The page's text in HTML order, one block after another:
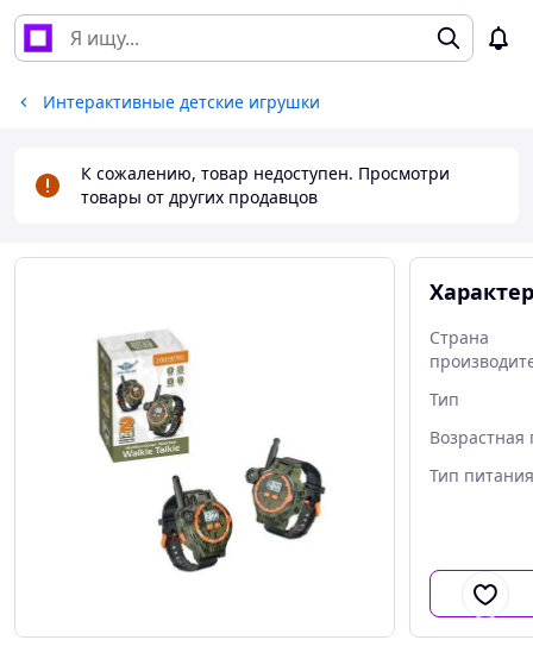
Интерактивные детские игрушки
К сожалению, товар недоступен. Просмотри
товары от других продавцов
Страна
Тип
Возрастная
Тип питания